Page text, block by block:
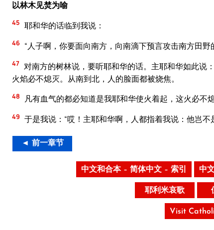
以林木见焚为喻
45 耶和华的话临到我说：
46 “人子啊，你要面向南方，向南滴下预言攻击南方田野
47 对南方的树林说，要听耶和华的话。主耶和华如此说
火焰必不熄灭。从南到北，人的脸面都被烧焦。
48 凡有血气的都必知道是我耶和华使火着起，这火必不
49 于是我说：“哎！主耶和华啊，人都指着我说：他岂不
◄ 前一章节
中文和合本 – 简体中文 – 索引 中
耶利米哀歌
Visit